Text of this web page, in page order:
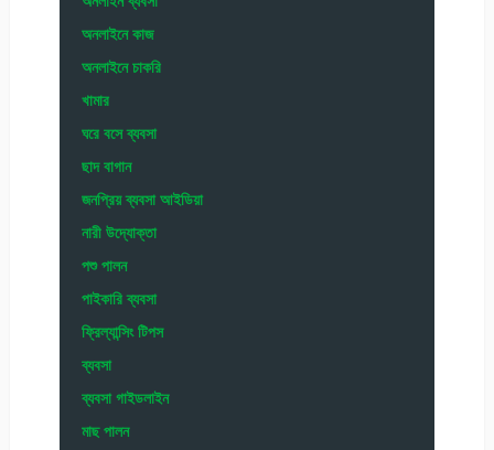
অনলাইনে কাজ
অনলাইনে চাকরি
খামার
ঘরে বসে ব্যবসা
ছাদ বাগান
জনপ্রিয় ব্যবসা আইডিয়া
নারী উদ্যোক্তা
পশু পালন
পাইকারি ব্যবসা
ফ্রিল্যান্সিং টিপস
ব্যবসা
ব্যবসা গাইডলাইন
মাছ পালন